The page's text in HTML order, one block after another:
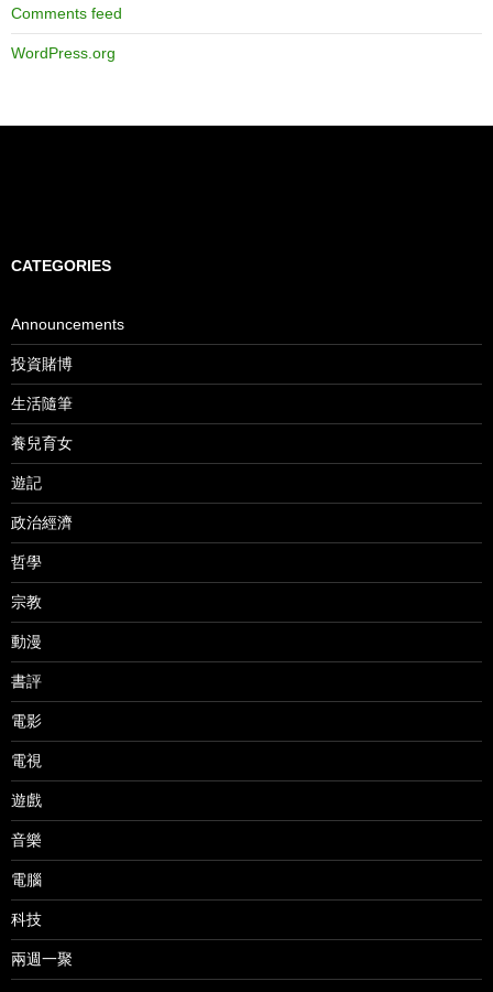
Comments feed
WordPress.org
CATEGORIES
Announcements
投資賭博
生活隨筆
養兒育女
遊記
政治經濟
哲學
宗教
動漫
書評
電影
電視
遊戲
音樂
電腦
科技
兩週一聚